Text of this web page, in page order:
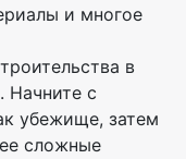
и многое
в
Начните с
убежище, затем
сложные